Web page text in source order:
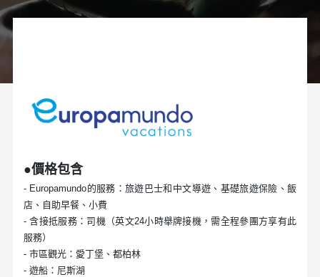
●價格包含
- Europamundo的服務：旅遊巴士和中文導遊、基礎旅遊保險、飯
店、自助早餐、小費
- 含接抵服務：司機（英文24小時舉牌接機，需全程參團方享有此
服務）
- 市區觀光：愛丁堡、都柏林
- 遊船：尼斯湖